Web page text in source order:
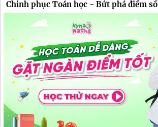
Chinh phục Toán học - Bứt phá điểm số